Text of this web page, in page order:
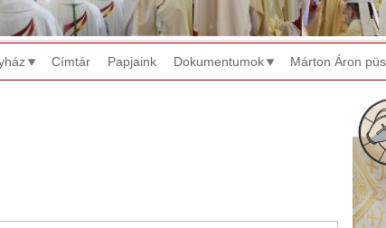
Címtár Papjaink Dokumentumok Márton Áron